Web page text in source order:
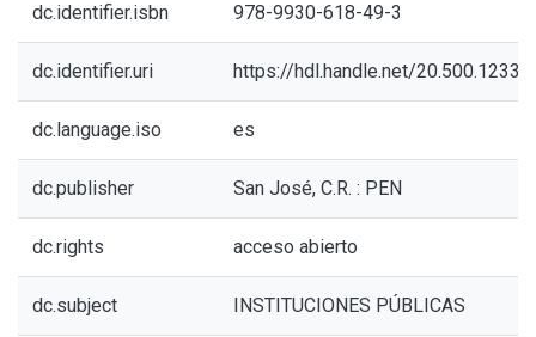
dc.identifier.isbn 978-9930-618-49-3
dc.identifier.uri https://hdl.handle.net/
dc.language.iso es
dc.publisher San José, C.R. : PEN
dc.rights acceso abierto
dc.subject INSTITUCIONES PÚBLICAS